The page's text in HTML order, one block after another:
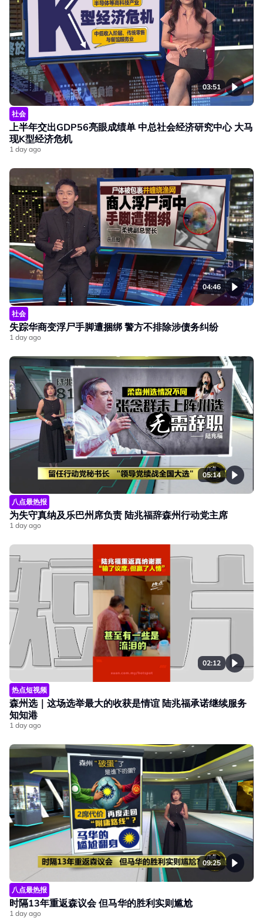
03:51
社会
上半年交出GDP56亮眼成绩单 中总社会经济研究中心 大马
现K型经济危机
1 day ago
04:46
社会
失踪华商变浮尸手脚遭捆绑 警方不排除涉债务纠纷
1 day ago
05:14
八点最热报
为失守真纳及乐巴州席负责 陆兆福辞森州行动党主席
1 day ago
02:12
热点短视频
森州选｜这场选举最大的收获是情谊 陆兆福承诺继续服务
知知港
1 day ago
09:25
八点最热报
时隔13年重返森议会 但马华的胜利实则尴尬
1 day ago